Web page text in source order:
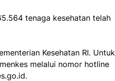
tenaga kesehatan telah
Kesehatan RI. Untuk
melalui nomor hotline